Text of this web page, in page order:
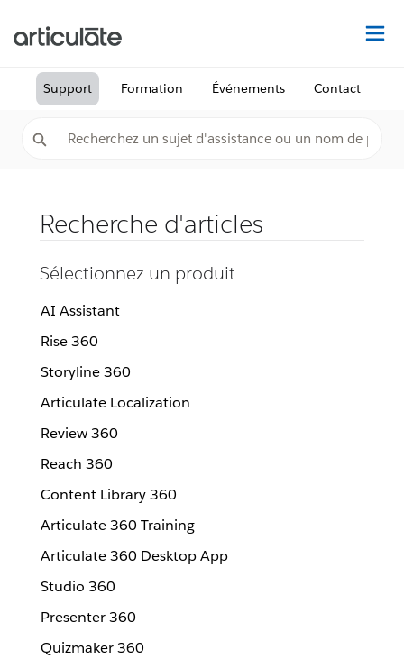
Support Formation Événements Contact
Recherche d'articles
Sélectionnez un produit
AI Assistant
Rise 360
Storyline 360
Articulate Localization
Review 360
Reach 360
Content Library 360
Articulate 360 Training
Articulate 360 Desktop App
Studio 360
Presenter 360
Quizmaker 360